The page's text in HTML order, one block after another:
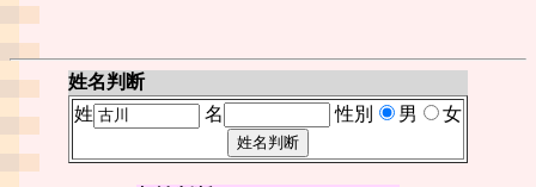
姓名判断
姓
名 性別 男 女